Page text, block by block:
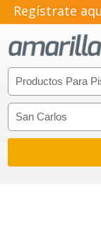
Regístrate